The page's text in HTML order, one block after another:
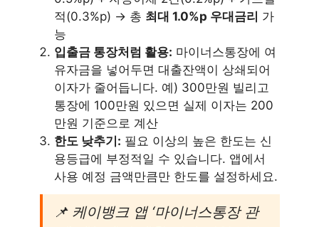
적(0.3%p) → 총 최대 1.0%p 우대금리 가
능
입출금 통장처럼 활용: 마이너스통장에 여
유자금을 넣어두면 대출잔액이 상쇄되어
이자가 줄어듭니다. 예) 300만원 빌리고
통장에 100만원 있으면 실제 이자는 200
만원 기준으로 계산
한도 낮추기: 필요 이상의 높은 한도는 신
용등급에 부정적일 수 있습니다. 앱에서
사용 예정 금액만큼만 한도를 설정하세요.
📌 케이뱅크 앱 ‘마이너스통장 관